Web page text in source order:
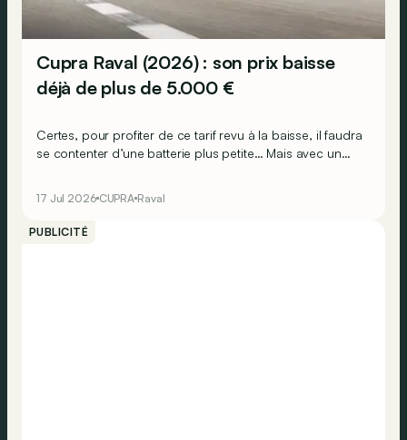
Cupra Raval (2026) : son prix baisse
déjà de plus de 5.000 €
Certes, pour profiter de ce tarif revu à la baisse, il faudra
se contenter d’une batterie plus petite… Mais avec un
des 26.000 € promis à son lancement…
17 Jul 2026 CUPRA Raval
PUBLICITÉ